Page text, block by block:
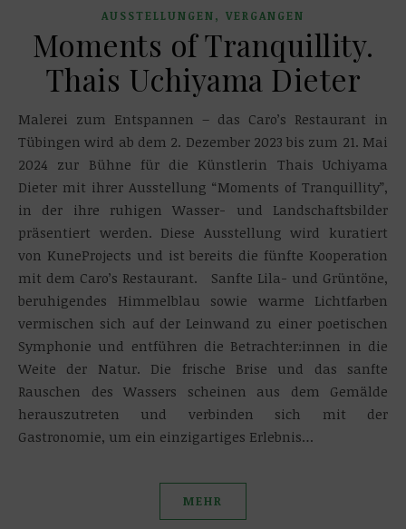
AUSSTELLUNGEN, VERGANGEN
Moments of Tranquillity.
Thais Uchiyama Dieter
Malerei zum Entspannen – das Caro’s Restaurant in
Tübingen wird ab dem 2. Dezember 2023 bis zum 21. Mai
2024 zur Bühne für die Künstlerin Thais Uchiyama
Dieter mit ihrer Ausstellung “Moments of Tranquillity”,
in der ihre ruhigen Wasser- und Landschaftsbilder
präsentiert werden. Diese Ausstellung wird kuratiert
von KuneProjects und ist bereits die fünfte Kooperation
mit dem Caro’s Restaurant. Sanfte Lila- und Grüntöne,
beruhigendes Himmelblau sowie warme Lichtfarben
vermischen sich auf der Leinwand zu einer poetischen
Symphonie und entführen die Betrachter:innen in die
Weite der Natur. Die frische Brise und das sanfte
Rauschen des Wassers scheinen aus dem Gemälde
herauszutreten und verbinden sich mit der
Gastronomie, um ein einzigartiges Erlebnis…
MEHR